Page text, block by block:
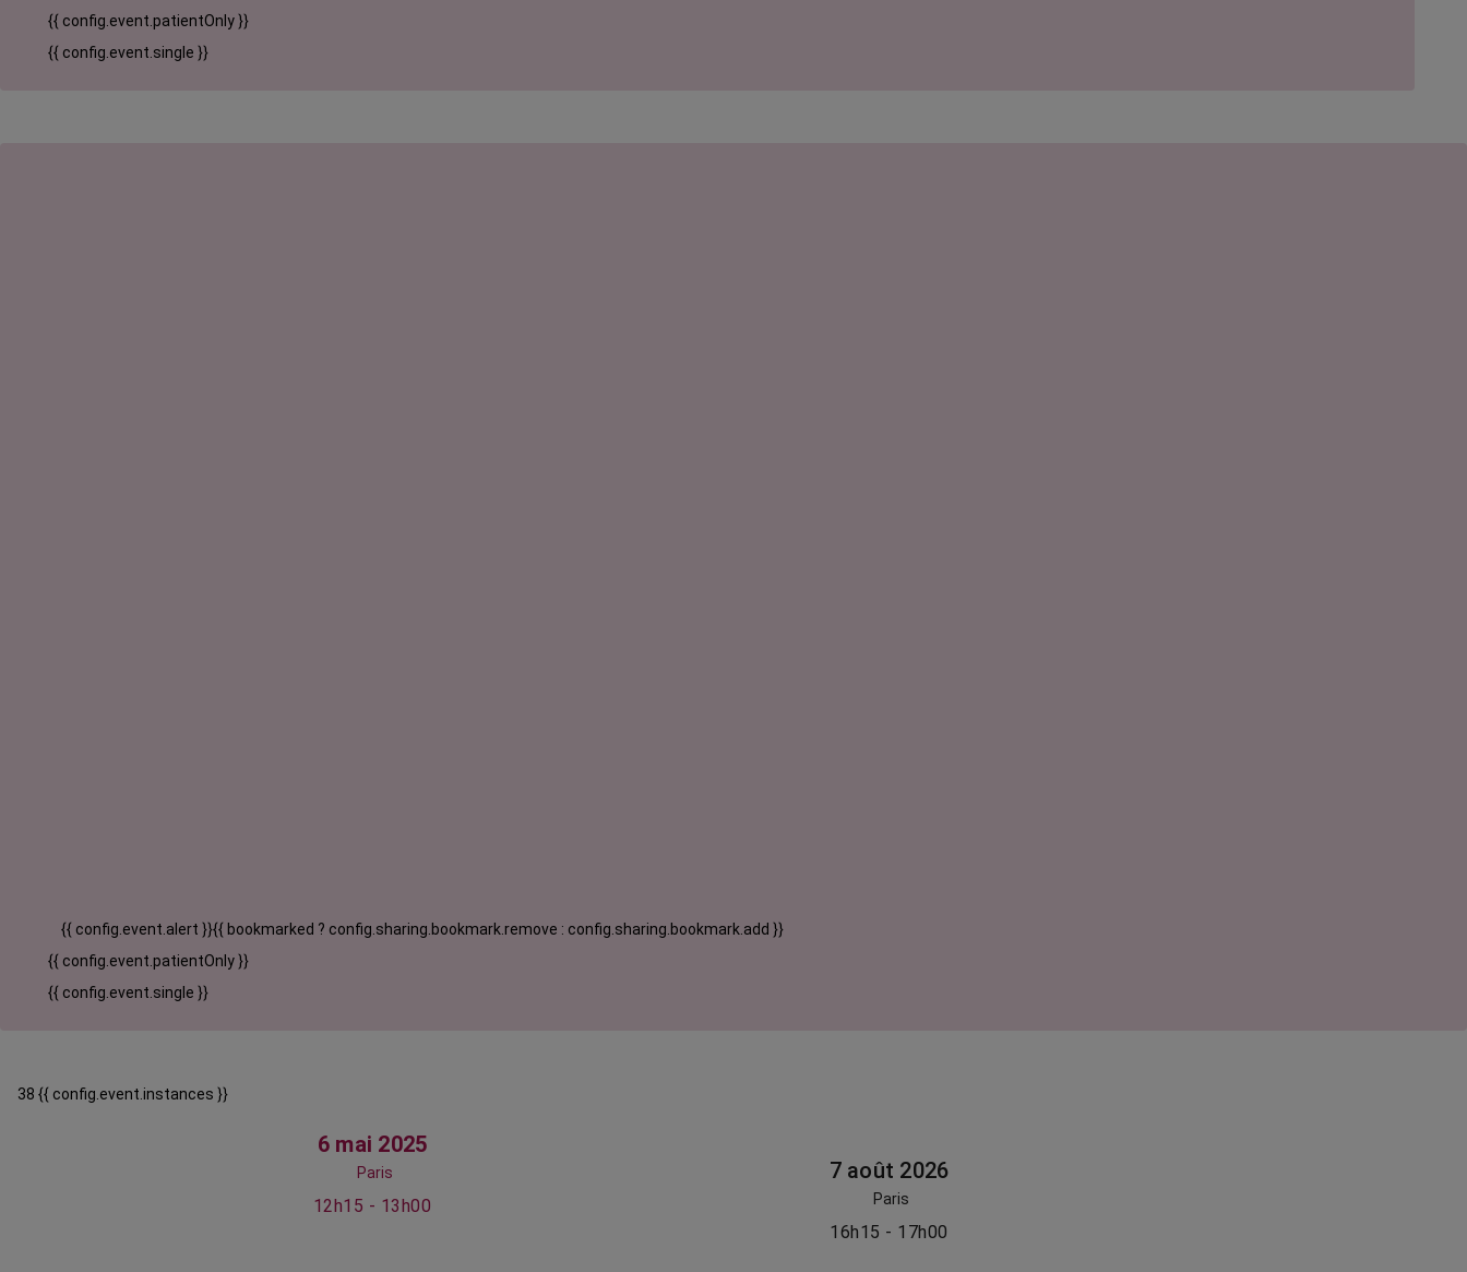
{{ config.event.patientOnly }}
{{ config.event.single }}
{{ config.event.alert }}{{ bookmarked ? config.sharing.bookmark.remove : config.sharing.bookmark.add }}
{{ config.event.patientOnly }}
{{ config.event.single }}
38 {{ config.event.instances }}
6 mai 2025
Paris
12h15 - 13h00
7 août 2026
Paris
16h15 - 17h00